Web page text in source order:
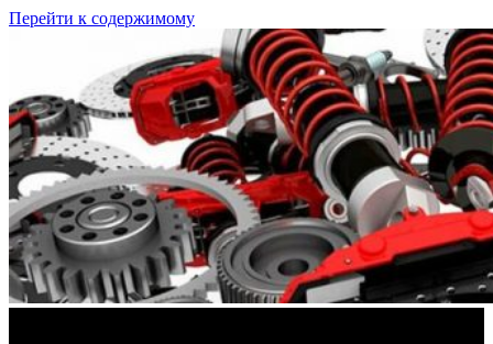
Перейти к содержимому